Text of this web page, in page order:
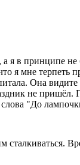
я в принципе
я мне терпеть
Она
не пришёл.
слова "До
сталкиваться.